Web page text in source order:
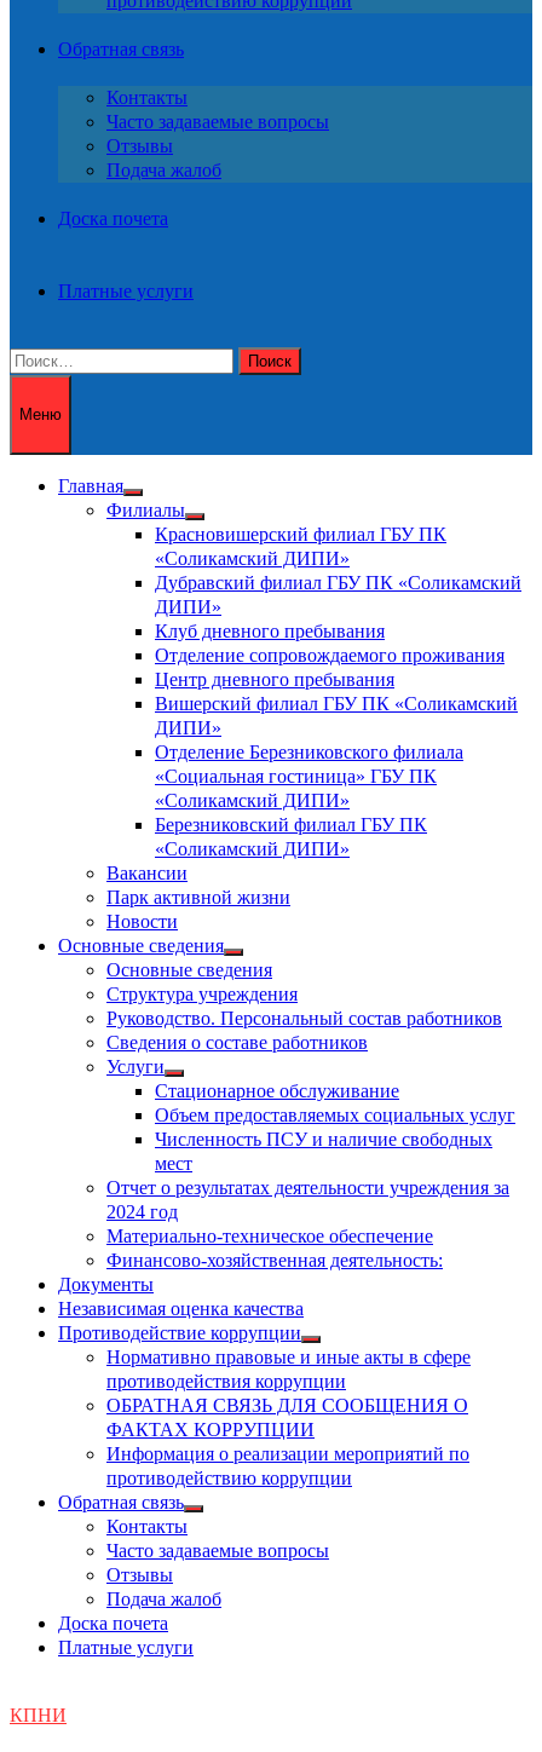
Обратная связь
Контакты
Часто задаваемые вопросы
Отзывы
Подача жалоб
Доска почета
Платные услуги
Найти:
Меню
Главная
Показать
подменю
Филиалы
Показать
подменю
Красновишерский филиал ГБУ ПК
«Соликамский ДИПИ»
Дубравский филиал ГБУ ПК «Соликамский
ДИПИ»
Клуб дневного пребывания
Отделение сопровождаемого проживания
Центр дневного пребывания
Вишерский филиал ГБУ ПК «Соликамский
ДИПИ»
Отделение Березниковского филиала
«Социальная гостиница» ГБУ ПК
«Соликамский ДИПИ»
Березниковский филиал ГБУ ПК
«Соликамский ДИПИ»
Вакансии
Парк активной жизни
Новости
Основные сведения
Показать
подменю
Основные сведения
Структура учреждения
Руководство. Персональный состав работников
Сведения о составе работников
Услуги
Показать
подменю
Стационарное обслуживание
Объем предоставляемых социальных услуг
Численность ПСУ и наличие свободных
мест
Отчет о результатах деятельности учреждения за
2024 год
Материально-техническое обеспечение
Финансово-хозяйственная деятельность:
Документы
Независимая оценка качества
Противодействие коррупции
Показать
подменю
Нормативно правовые и иные акты в сфере
противодействия коррупции
ОБРАТНАЯ СВЯЗЬ ДЛЯ СООБЩЕНИЯ О
ФАКТАХ КОРРУПЦИИ
Информация о реализации мероприятий по
противодействию коррупции
Обратная связь
Показать
Контакты
Часто задаваемые вопросы
Отзывы
Подача жалоб
Доска почета
Платные услуги
КПНИ